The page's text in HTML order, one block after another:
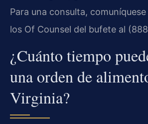
Para una consulta,
los Of Counsel del bufete al
¿Cuánto tiempo
una orden de
Virginia?